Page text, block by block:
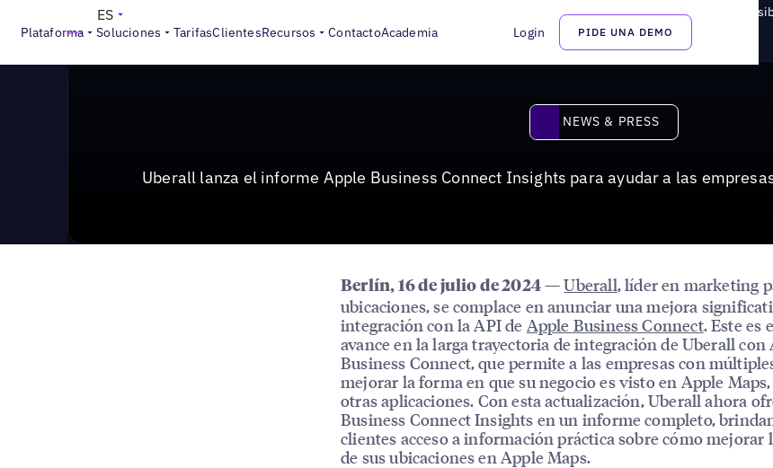
Plataforma Soluciones TarifasClientesRecursos ContactoAcademia Login PIDE UNA DEMO
ES
News & Press Uberall lanza el informe Apple Business Connect Insights para ayudar a las empresas a mejorar su
News & Press
NEWS & PRESS
Uberall lanza el informe Apple Business Connect Insights para ayudar a las
Berlín, 16 de julio de 2024—Uberall, líder en marketing
ubicaciones, se complace en anunciar una mejora
integración con la API de Apple Business Connect. Este es
avance en la larga trayectoria de integración de Uberall con
Business Connect, que permite a las empresas con
mejorar la forma en que su negocio es visto en Apple
otras aplicaciones. Con esta actualización, Uberall ahora
Business Connect Insights en un informe completo,
clientes acceso a información práctica sobre cómo mejorar
de sus ubicaciones en Apple Maps.